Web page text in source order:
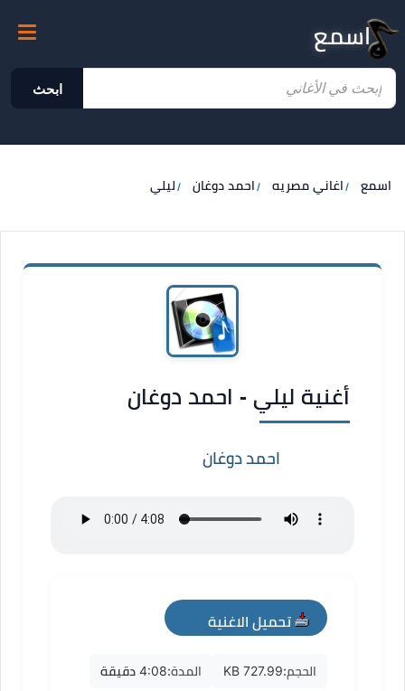
اسمع
ابحث
اسمع اغاني مصريه احمد دوغان ليلي
أغنية ليلي - احمد دوغان
احمد دوغان
تحميل الاغنية
mp3
الحجم:727.99 KB المدة:4:08 دقيقة